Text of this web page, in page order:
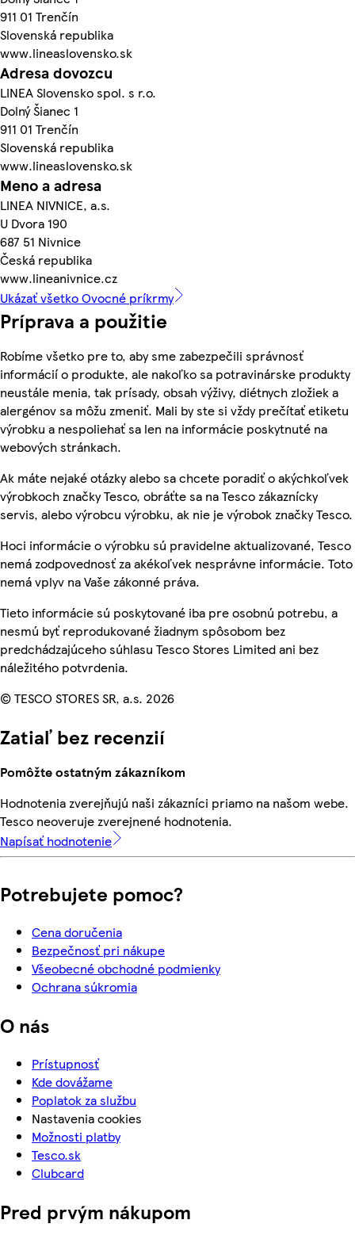
911 01 Trenčín
Slovenská republika
www.lineaslovensko.sk
Adresa dovozcu
LINEA Slovensko spol. s r.o.
Dolný Šianec 1
911 01 Trenčín
Slovenská republika
www.lineaslovensko.sk
Meno a adresa
LINEA NIVNICE, a.s.
U Dvora 190
687 51 Nivnice
Česká republika
www.lineanivnice.cz
Ukázať všetko Ovocné príkrmy
Príprava a použitie
Robíme všetko pre to, aby sme zabezpečili správnosť
informácií o produkte, ale nakoľko sa potravinárske produkty
neustále menia, tak prísady, obsah výživy, diétnych zložiek a
alergénov sa môžu zmeniť. Mali by ste si vždy prečítať etiketu
výrobku a nespoliehať sa len na informácie poskytnuté na
webových stránkach.
Ak máte nejaké otázky alebo sa chcete poradiť o akýchkoľvek
výrobkoch značky Tesco, obráťte sa na Tesco zákaznícky
servis, alebo výrobcu výrobku, ak nie je výrobok značky Tesco.
Hoci informácie o výrobku sú pravidelne aktualizované, Tesco
nemá zodpovednosť za akékoľvek nesprávne informácie. Toto
nemá vplyv na Vaše zákonné práva.
Tieto informácie sú poskytované iba pre osobnú potrebu, a
nesmú byť reprodukované žiadnym spôsobom bez
predchádzajúceho súhlasu Tesco Stores Limited ani bez
náležitého potvrdenia.
© TESCO STORES SR, a.s. 2026
Zatiaľ bez recenzií
Pomôžte ostatným zákazníkom
Hodnotenia zverejňujú naši zákazníci priamo na našom webe.
Tesco neoveruje zverejnené hodnotenia.
Napísať hodnotenie
Potrebujete pomoc?
Cena doručenia
Bezpečnosť pri nákupe
Všeobecné obchodné podmienky
Ochrana súkromia
O nás
Prístupnosť
Kde dovážame
Poplatok za službu
Nastavenia cookies
Možnosti platby
Tesco.sk
Clubcard
Pred prvým nákupom